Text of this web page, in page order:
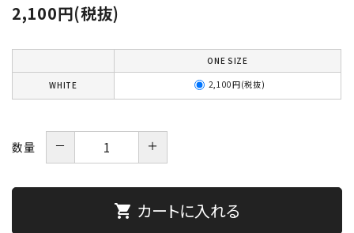
2,100円(税抜)
ONE SIZE
WHITE 2,100円(税抜)
数量 － ＋
shopping_cart カートに入れる